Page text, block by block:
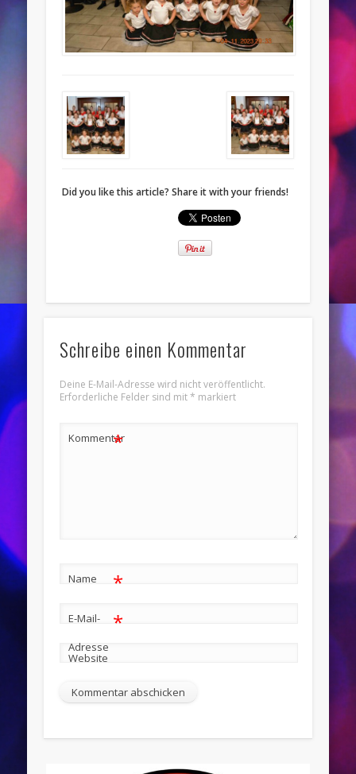
Did you like this article? Share it with your friends!
Schreibe einen Kommentar
Deine E-Mail-Adresse wird nicht veröffentlicht.
Erforderliche Felder sind mit* markiert
Kommentar
*
Name *
E-Mail-
Adresse
*
Website